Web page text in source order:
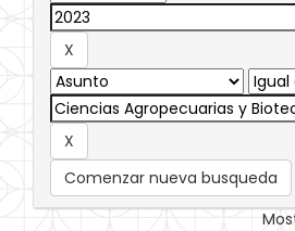
Comenzar nueva busqueda